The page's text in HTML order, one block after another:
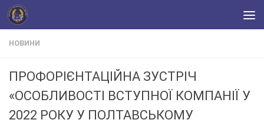
Skip to content
НОВИНИ
ПРОФОРІЄНТАЦІЙНА ЗУСТРІЧ
«ОСОБЛИВОСТІ ВСТУПНОЇ КОМПАНІЇ У
2022 РОКУ У ПОЛТАВСЬКОМУ